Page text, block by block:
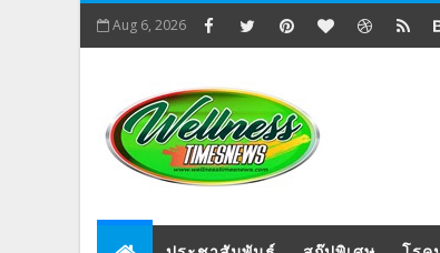
Aug 6, 2026